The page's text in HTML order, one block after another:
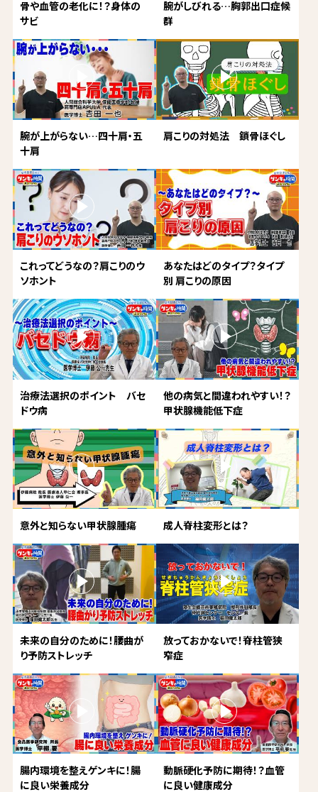
骨や血管の老化に！？身体の
サビ
腕がしびれる…胸郭出口症候
群
腕が上がらない…四十肩・五
十肩
肩こりの対処法 鎖骨ほぐし
これってどうなの？肩こりのウ
ソホント
あなたはどのタイプ？タイプ
別 肩こりの原因
治療法選択のポイント バセ
ドウ病
他の病気と間違われやすい！？
甲状腺機能低下症
意外と知らない甲状腺腫瘍 成人脊柱変形とは？
未来の自分のために！腰曲が
り予防ストレッチ
放っておかないで！脊柱管狭
窄症
腸内環境を整えゲンキに！腸
に良い栄養成分
動脈硬化予防に期待！？血管
に良い健康成分